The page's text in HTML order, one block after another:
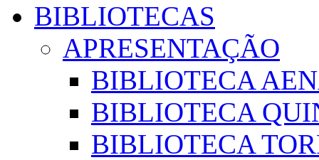
BIBLIOTECAS
APRESENTAÇÃO
BIBLIOTECA
BIBLIOTECA
BIBLIOTECA